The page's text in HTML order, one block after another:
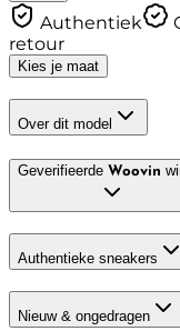
Authentiek
retour
Kies je maat
Over dit model
Geverifieerde Woovin
Authentieke sneakers
Nieuw & ongedragen